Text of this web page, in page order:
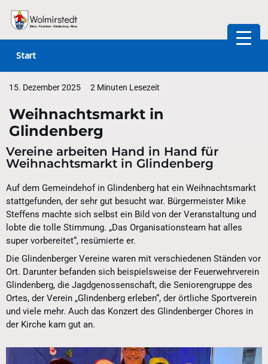
Zum
springen
Start
15. Dezember 2025 2 Minuten Lesezeit
Weihnachtsmarkt in
Glindenberg
Vereine arbeiten Hand in Hand für
Weihnachtsmarkt in Glindenberg
Auf dem Gemeindehof in Glindenberg hat ein Weihnachtsmarkt
stattgefunden, der sehr gut besucht war. Bürgermeister Mike
Steffens machte sich selbst ein Bild von der Veranstaltung und
lobte die tolle Stimmung. „Das Organisationsteam hat alles
super vorbereitet“, resümierte er.
Die Glindenberger Vereine waren mit verschiedenen Ständen vor
Ort. Darunter befanden sich beispielsweise der Feuerwehrverein
Glindenberg, die Jagdgenossenschaft, die Seniorengruppe des
Ortes, der Verein „Glindenberg erleben“, der örtliche Sportverein
und viele mehr. Auch das Konzert des Glindenberger Chores in
der Kirche kam gut an.